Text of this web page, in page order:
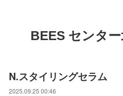
BEES センタ
N.スタイリングセラム
2025.09.25 00:46